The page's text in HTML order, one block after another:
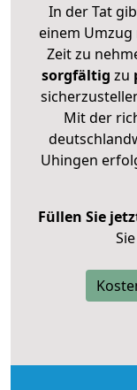
In der Tat
einem Umzug
Zeit zu
sorgfältig zu
Mit der
Uhingen
Füllen Sie